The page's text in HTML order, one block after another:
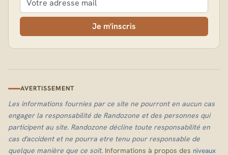
Je m'inscris
AVERTISSEMENT
Les informations fournies par ce site ne pourront en aucun cas
engager la responsabilité de Randozone et des personnes qui
participent au site. Randozone décline toute responsabilité en
cas d'accident et ne pourra etre tenu pour responsable de
quelque manière que ce soit. Informations à propos des niveaux